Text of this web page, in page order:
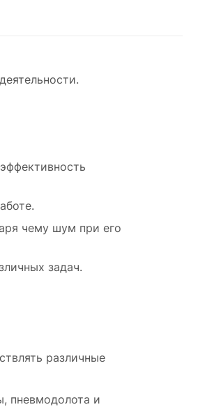
чему шум при его
задач.
различные
пневмодолота и